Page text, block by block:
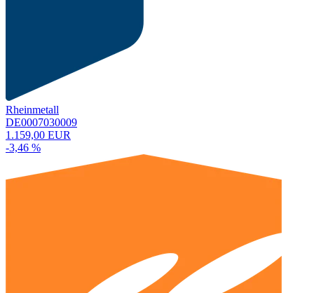
Rheinmetall
DE0007030009
1.159,00 EUR
-3,46 %